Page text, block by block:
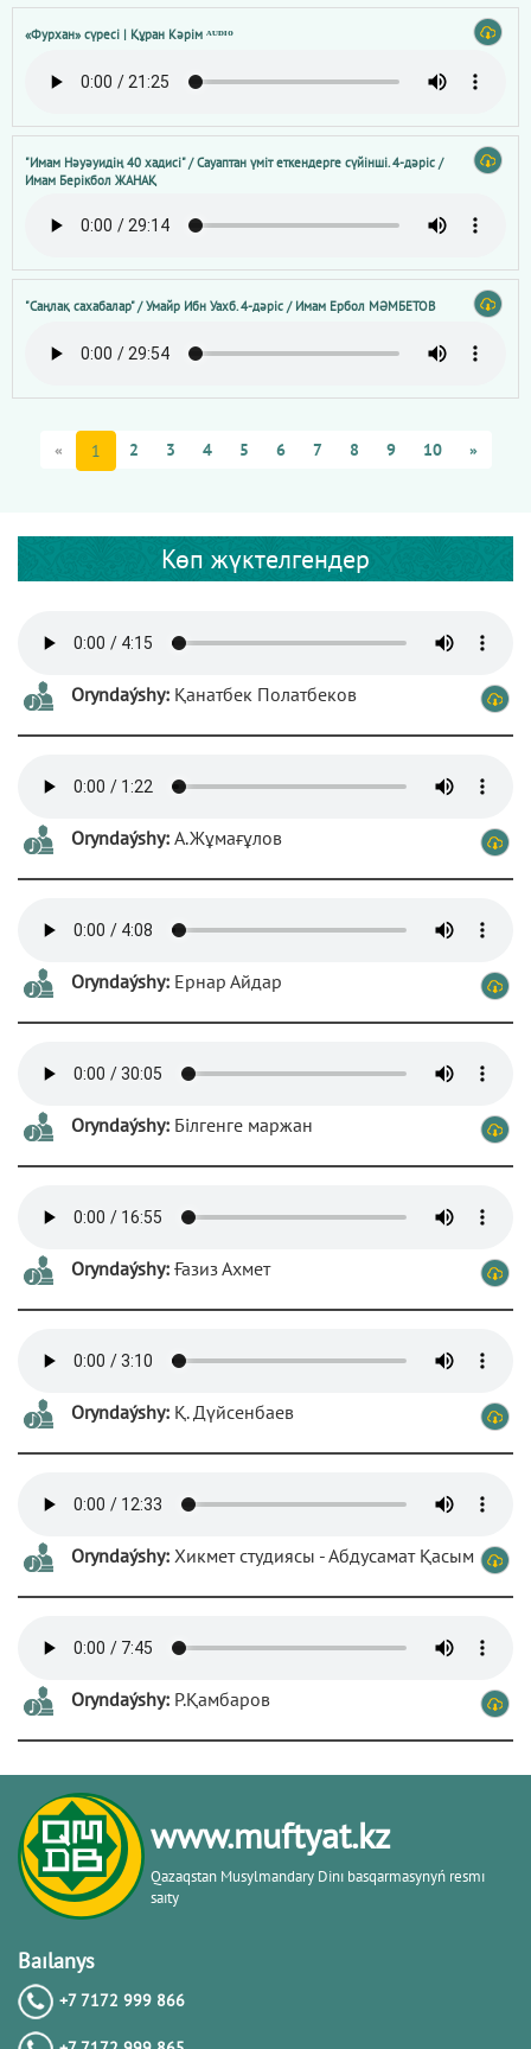
«Фурхан» сүресі | Құран Кәрім ᴬᵁᴰᴵᴼ
"Имам Нәуәуидің 40 хадисі" / Сауаптан үміт еткендерге сүйінші. 4-дәріс /
Имам Берікбол ЖАНАҚ
"Саңлақ сахабалар" / Умайр Ибн Уахб. 4-дәріс / Имам Ербол МӘМБЕТОВ
« 1 2 3 4 5 6 7 8 9 10 »
Көп жүктелгендер
Oryndaýshy: Қанатбек Полатбеков
Oryndaýshy: А.Жұмағұлов
Oryndaýshy: Ернар Айдар
Oryndaýshy: Білгенге маржан
Oryndaýshy: Ғазиз Ахмет
Oryndaýshy: Қ. Дүйсенбаев
Oryndaýshy: Хикмет студиясы - Абдусамат Қасым
Oryndaýshy: Р.Қамбаров
www.muftyat.kz
Qazaqstan Musylmandary Dіnı basqarmasynyń resmı
saıty
Baılanys
+7 7172 999 866